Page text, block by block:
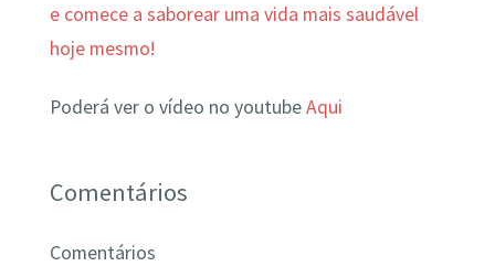
e comece a saborear uma vida mais saudável
hoje mesmo!
Poderá ver o vídeo no youtubeAqui
Comentários
Comentários